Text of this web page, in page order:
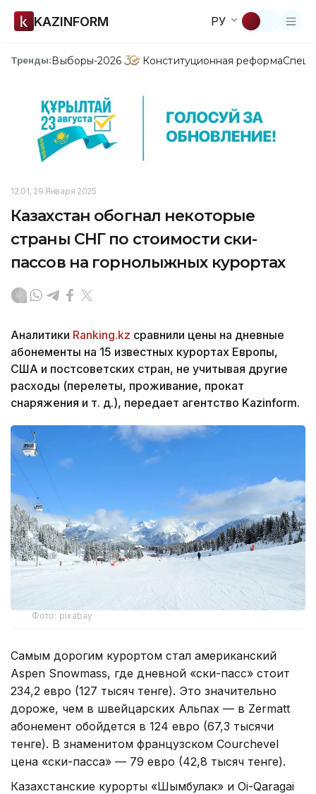
KAZINFORM РУ
Тренды:Выборы-2026 Конституционная реформа
12:01, 29 Января 2025
Казахстан обогнал некоторые
страны СНГ по стоимости ски-
пассов на горнолыжных курортах
Аналитики Ranking.kz сравнили цены на дневные
абонементы на 15 известных курортах Европы,
США и постсоветских стран, не учитывая другие
расходы (перелеты, проживание, прокат
снаряжения и т. д.), передает агентство Kazinform.
Фото: pixabay
Самым дорогим курортом стал американский
Aspen Snowmass, где дневной «ски-пасс» стоит
234,2 евро (127 тысяч тенге). Это значительно
дороже, чем в швейцарских Альпах — в Zermatt
абонемент обойдется в 124 евро (67,3 тысячи
тенге). В знаменитом французском Courchevel
цена «ски-пасса» — 79 евро (42,8 тысяч тенге).
Казахстанские курорты «Шымбулак» и Oi-Qaragai